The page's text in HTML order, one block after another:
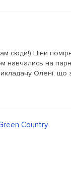
сюди!) Ціни
на
Олені, що
Country